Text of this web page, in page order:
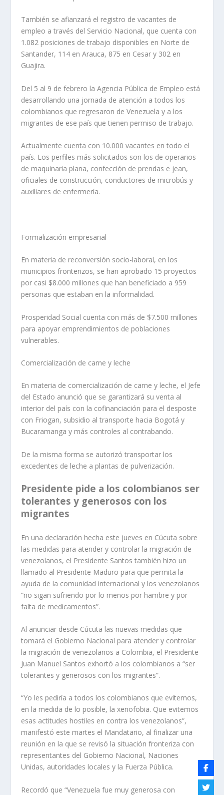
También se afianzará el registro de vacantes de
empleo a través del Servicio Nacional, que cuenta con
1.082 posiciones de trabajo disponibles en Norte de
Santander, 114 en Arauca, 875 en Cesar y 302 en
Guajira.
Del 5 al 9 de febrero la Agencia Pública de Empleo está
desarrollando una jornada de atención a todos los
colombianos que regresaron de Venezuela y a los
migrantes de ese país que tienen permiso de trabajo.
Actualmente cuenta con 10.000 vacantes en todo el
país. Los perfiles más solicitados son los de operarios
de maquinaria plana, confección de prendas e jean,
oficiales de construcción, conductores de microbús y
auxiliares de enfermería.
Formalización empresarial
En materia de reconversión socio-laboral, en los
municipios fronterizos, se han aprobado 15 proyectos
por casi $8.000 millones que han beneficiado a 959
personas que estaban en la informalidad.
Prosperidad Social cuenta con más de $7.500 millones
para apoyar emprendimientos de poblaciones
vulnerables.
Comercialización de carne y leche
En materia de comercialización de carne y leche, el Jefe
del Estado anunció que se garantizará su venta al
interior del país con la cofinanciación para el desposte
con Friogan, subsidio al transporte hacia Bogotá y
Bucaramanga y más controles al contrabando.
De la misma forma se autorizó transportar los
excedentes de leche a plantas de pulverización.
Presidente pide a los colombianos ser
tolerantes y generosos con los
migrantes
​En una declaración hecha este jueves en Cúcuta sobre
las medidas para atender y controlar la migración de
venezolanos, el Presidente Santos también hizo un
llamado al Presidente Maduro para que permita la
ayuda de la comunidad internacional y los venezolanos
“no sigan sufriendo por lo menos por hambre y por
falta de medicamentos”.
Al anunciar desde Cúcuta las nuevas medidas que
tomará el Gobierno Nacional para atender y controlar
la migración de venezolanos a Colombia, el Presidente
Juan Manuel Santos exhortó a los colombianos a “ser
tolerantes y generosos con los migrantes”.
“Yo les pediría a todos los colombianos que evitemos,
en la medida de lo posible, la xenofobia. Que evitemos
esas actitudes hostiles en contra los venezolanos”,
manifestó este martes el Mandatario, al finalizar una
reunión en la que se revisó la situación fronteriza con
representantes del Gobierno Nacional, Naciones
Unidas, autoridades locales y la Fuerza Pública.
Recordó que “Venezuela fue muy generosa con